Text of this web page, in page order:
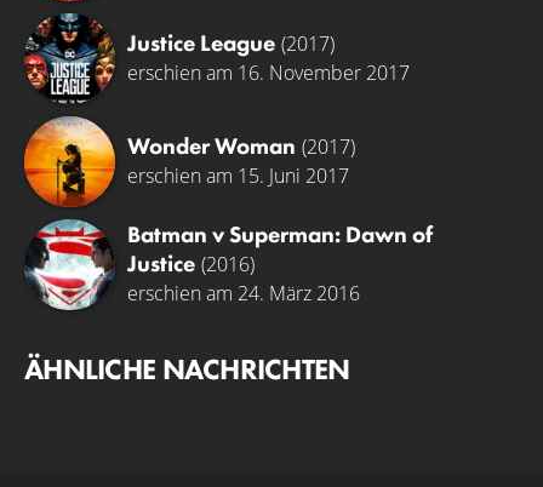
Justice League (2017)
erschien am 16. November 2017
Wonder Woman (2017)
erschien am 15. Juni 2017
Batman v Superman: Dawn of
Justice (2016)
erschien am 24. März 2016
ÄHNLICHE NACHRICHTEN